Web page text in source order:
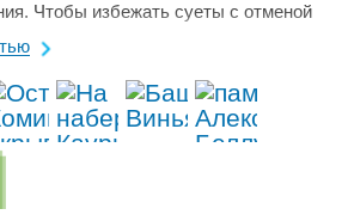
Чтобы избежать суеты с отменой
с организацией поездки почти до